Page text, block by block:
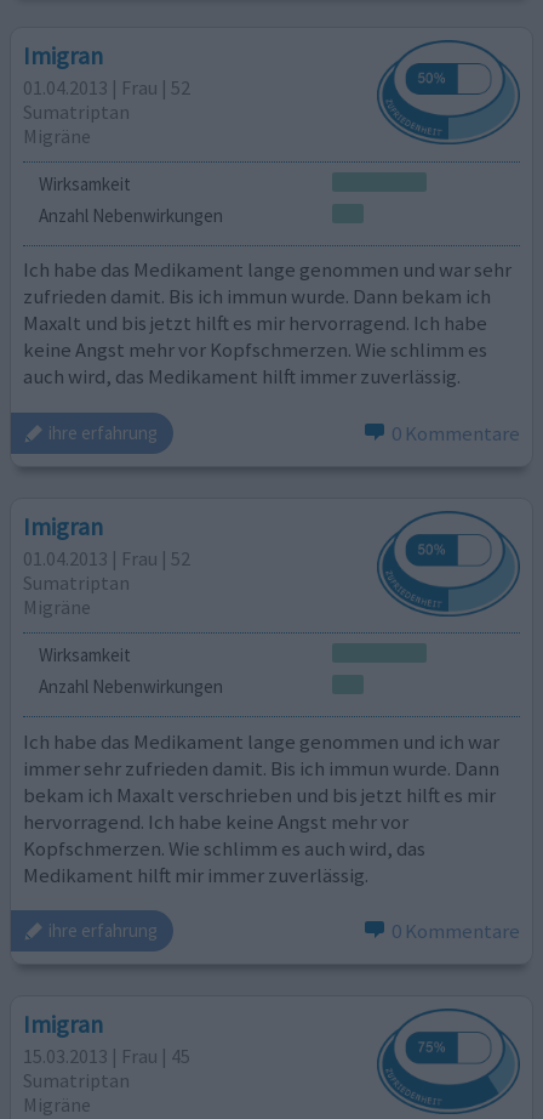
Imigran
01.04.2013 | Frau | 52
Sumatriptan
Migräne
Wirksamkeit
Anzahl Nebenwirkungen
Ich habe das Medikament lange genommen und war sehr
zufrieden damit. Bis ich immun wurde. Dann bekam ich
Maxalt und bis jetzt hilft es mir hervorragend. Ich habe
keine Angst mehr vor Kopfschmerzen. Wie schlimm es
auch wird, das Medikament hilft immer zuverlässig.
ihre erfahrung 0 Kommentare
Imigran
01.04.2013 | Frau | 52
Sumatriptan
Migräne
Wirksamkeit
Anzahl Nebenwirkungen
Ich habe das Medikament lange genommen und ich war
immer sehr zufrieden damit. Bis ich immun wurde. Dann
bekam ich Maxalt verschrieben und bis jetzt hilft es mir
hervorragend. Ich habe keine Angst mehr vor
Kopfschmerzen. Wie schlimm es auch wird, das
Medikament hilft mir immer zuverlässig.
ihre erfahrung 0 Kommentare
Imigran
15.03.2013 | Frau | 45
Sumatriptan
Migräne